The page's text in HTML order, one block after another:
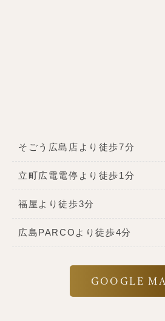
そごう広島店より徒歩7分
立町広電電停より徒歩1分
福屋より徒歩3分
広島PARCOより徒歩4分
GOOGLE